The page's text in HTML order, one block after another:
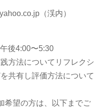
（渓内）
後4:00〜5:30
方法についてリフレクシ
共有し評価方法について
希望の方は、以下までご